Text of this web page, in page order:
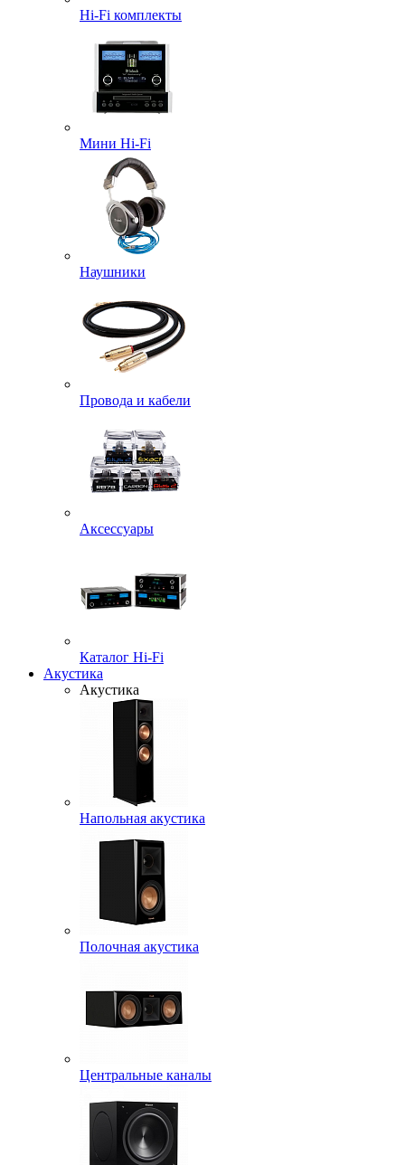
Hi-Fi комплекты
Мини Hi-Fi
Наушники
Провода и кабели
Аксессуары
Каталог Hi-Fi
Акустика
Акустика
Напольная акустика
Полочная акустика
Центральные каналы